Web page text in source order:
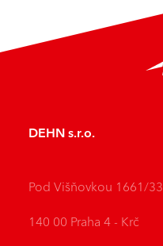
DEHN s.r.o.
Pod Višňovkou 1661/33
140 00 Praha 4 - Krč